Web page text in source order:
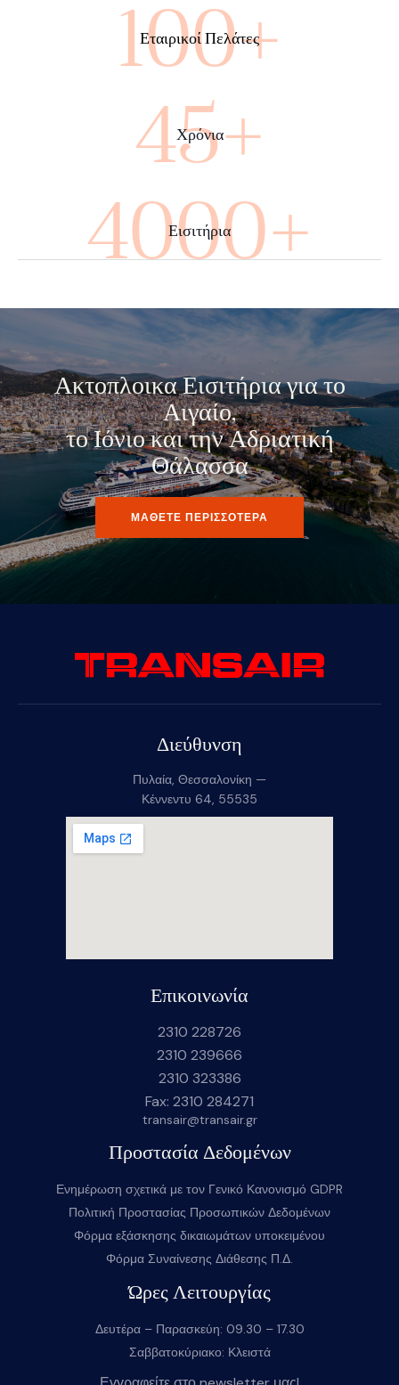
100+
Εταιρικοί Πελάτες
45+
Χρόνια
4000+
Εισιτήρια
Ακτοπλοικα Εισιτήρια για το
Αιγαίο,
το Ιόνιο και την Αδριατική
Θάλασσα
ΜΑΘΕΤΕ ΠΕΡΙΣΣΟΤΕΡΑ
Διεύθυνση
Πυλαία, Θεσσαλονίκη —
Κέννεντυ 64, 55535
Επικοινωνία
2310 228726
2310 239666
2310 323386
Fax: 2310 284271
transair@transair.gr
Προστασία Δεδομένων
Ενημέρωση σχετικά με τον Γενικό Κανονισμό GDPR
Πολιτική Προστασίας Προσωπικών Δεδομένων
Φόρμα εξάσκησης δικαιωμάτων υποκειμένου
Φόρμα Συναίνεσης Διάθεσης Π.Δ.
Ώρες Λειτουργίας
Δευτέρα – Παρασκεύη: 09.30 – 17.30
Σαββατοκύριακο: Κλειστά